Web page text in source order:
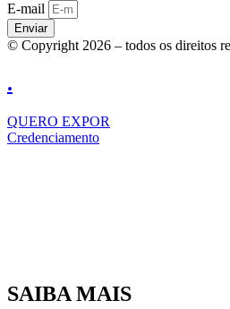
E-mail
Enviar
© Copyright 2026 – todos os direitos
.
QUERO EXPOR
Credenciamento
SAIBA MAIS